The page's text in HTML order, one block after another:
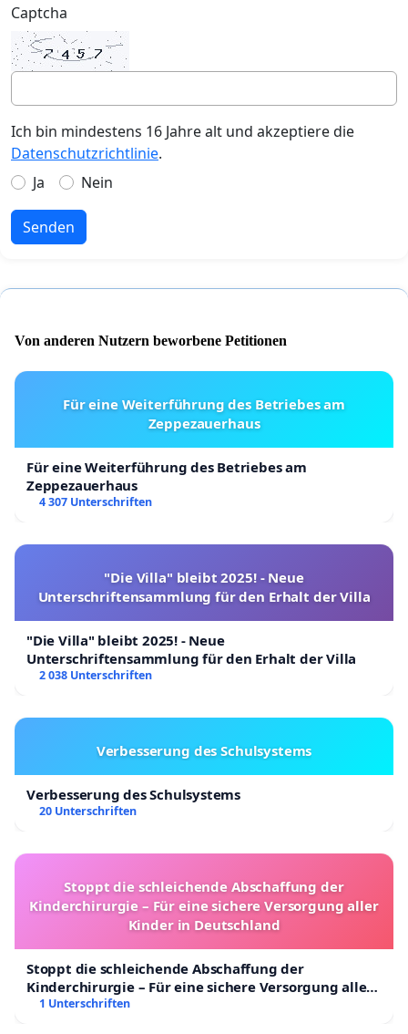
Captcha
Ich bin mindestens 16 Jahre alt und akzeptiere die
Datenschutzrichtlinie.
Ja
Nein
Senden
Von anderen Nutzern beworbene Petitionen
Für eine Weiterführung des Betriebes am
Zeppezauerhaus
Für eine Weiterführung des Betriebes am
Zeppezauerhaus
4 307 Unterschriften
"Die Villa" bleibt 2025! - Neue
Unterschriftensammlung für den Erhalt der Villa
"Die Villa" bleibt 2025! - Neue
Unterschriftensammlung für den Erhalt der Villa
2 038 Unterschriften
Verbesserung des Schulsystems
Verbesserung des Schulsystems
20 Unterschriften
Stoppt die schleichende Abschaffung der
Kinderchirurgie – Für eine sichere Versorgung aller
Kinder in Deutschland
Stoppt die schleichende Abschaffung der
Kinderchirurgie – Für eine sichere Versorgung aller
Kinder in Deutschland
1 Unterschriften